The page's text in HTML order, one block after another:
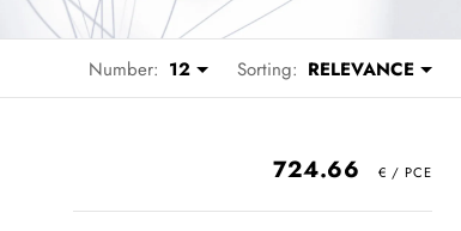
Number: 12 Sorting: RELEVANCE
724.66